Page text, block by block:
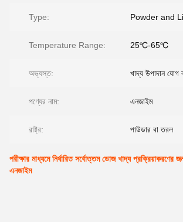
Type: Powder and
Temperature Range: 25℃-65℃
অভ্যস্ত: খাদ্য উপাদান যোগ
পণ্যের নাম: এনজাইম
রাষ্ট্র: পাউডার বা তরল
পরীক্ষার মাধ্যমে নির্ধারিত সর্বোত্তম ডোজ খাদ্য প্রক্রিয়াকরণের
এনজাইম